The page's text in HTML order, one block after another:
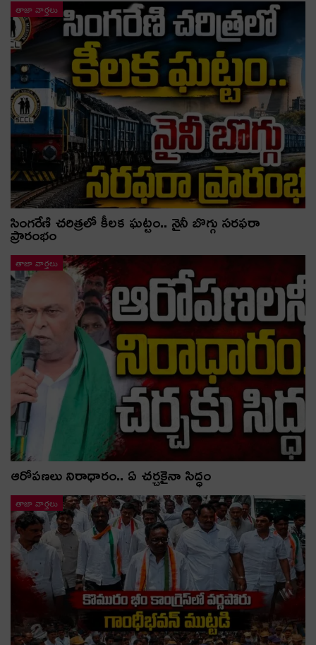
తాజా వార్తలు
సింగరేణి చరిత్రలో కీలక ఘట్టం.. నైనీ బొగ్గు సరఫరా
ప్రారంభం
తాజా వార్తలు
ఆరోపణలు నిరాధారం.. ఏ చర్చకైనా సిద్ధం
తాజా వార్తలు